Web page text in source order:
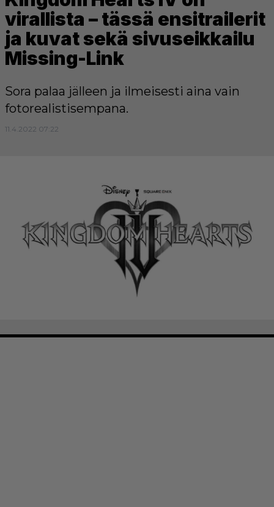
virallista – tässä ensitrailerit
ja kuvat sekä sivuseikkailu
Missing-Link
Sora palaa jälleen ja ilmeisesti aina vain
fotorealistisempana.
11.4.2022 07:22